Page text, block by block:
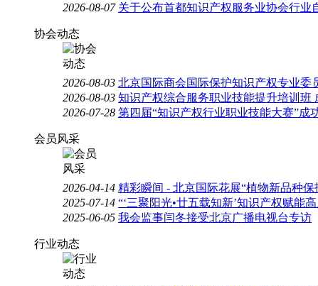
2026-08-07 关于公布首都知识产权服务业协会行
协会动态
2026-08-03 北京国际商会国际保护知识产权专业委
2026-08-03 知识产权综合服务职业技能提升培训班
2026-07-28 第四届“知识产权行业职业技能大赛”成
会员风采
2026-04-14 精彩瞬间 - 北京国际花展“植物新品种保
2025-07-14 “‘三聚阳光•廿五载知新’知识产权赋能
2025-06-05 我会监事闫冬接受北京广播电视台专访
行业动态